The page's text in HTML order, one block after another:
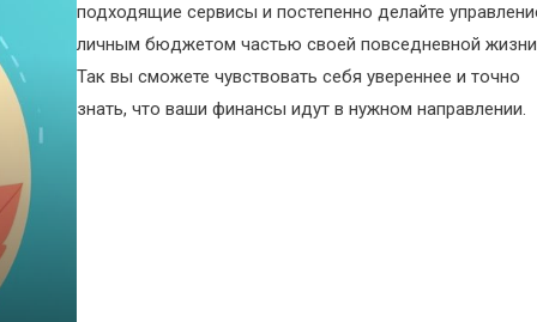
подходящие сервисы и постепенно делайте
личным бюджетом частью своей повседневной
Так вы сможете чувствовать себя увереннее и точно
знать, что ваши финансы идут в нужном направлении.